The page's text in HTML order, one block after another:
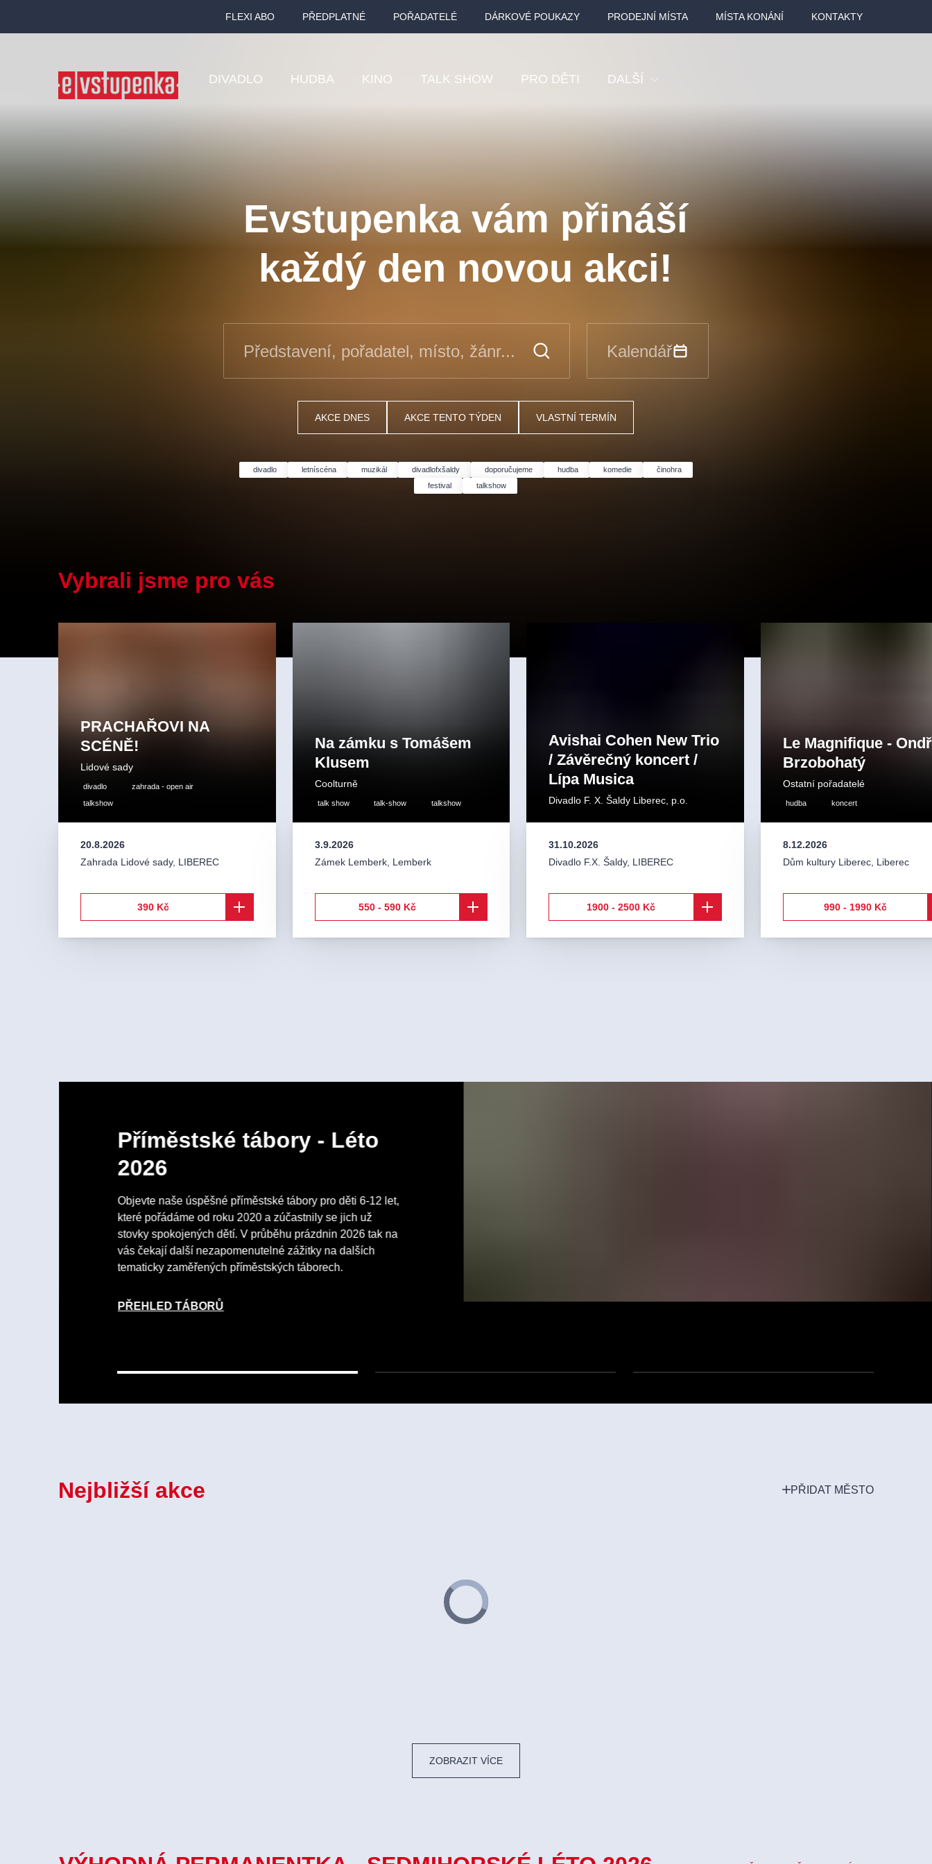
FLEXI ABO PŘEDPLATNÉ POŘADATELÉ DÁRKOVÉ POUKAZY PRODEJNÍ MÍSTA MÍSTA KONÁNÍ KONTAKTY
DIVADLO HUDBA KINO TALK SHOW PRO DĚTI DALŠÍ
Vzdělávací
Evstupenka vám přináší
každý den novou akci!
Představení, pořadatel, místo, žánr... Kalendář
AKCE DNES AKCE TENTO TÝDEN VLASTNÍ TERMÍN
divadlo letníscéna muzikál divadlofxšaldy doporučujeme hudba komedie
činohra
festival
talkshow
Vybrali jsme pro vás
PRACHAŘOVI NA
SCÉNĚ!
Lidové sady
divadlo
zahrada - open air
talkshow
20.8.2026
Zahrada Lidové sady, LIBEREC
390 Kč
Na zámku s Tomášem
Klusem
Coolturně
talk show talk-show talkshow
3.9.2026
Zámek Lemberk, Lemberk
550 - 590 Kč
Avishai Cohen New Trio
/ Závěrečný koncert /
Lípa Musica
Divadlo F. X. Šaldy Liberec, p.o.
31.10.2026
Divadlo F.X. Šaldy, LIBEREC
1900 - 2500 Kč
Le Magnifique -
Brzobohatý
Ostatní pořadatelé
hudba koncert
8.12.2026
Dům kultury Liberec, Liberec
990 - 1990 Kč
Příměstské tábory - Léto
2026
Objevte naše úspěšné příměstské tábory pro děti 6-12 let,
které pořádáme od roku 2020 a zúčastnily se jich už
stovky spokojených dětí. V průběhu prázdnin 2026 tak na
vás čekají další nezapomenutelné zážitky na dalších
tematicky zaměřených příměstských táborech.
PŘEHLED TÁBORŮ
Nejbližší akce PŘIDAT MĚSTO
ZOBRAZIT VÍCE
Nejnavštěvovanější
klasickáhudba divadlofxšaldy
dfxs